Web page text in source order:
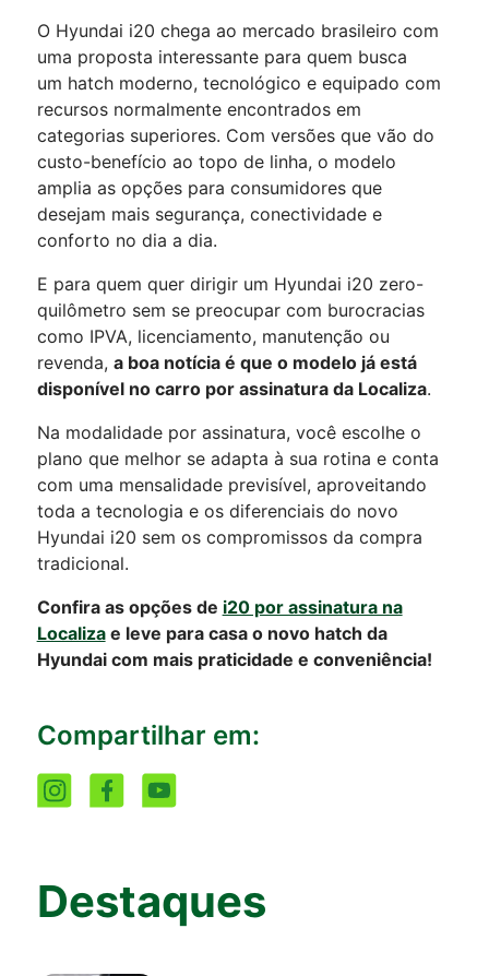
O Hyundai i20 chega ao mercado brasileiro com
uma proposta interessante para quem busca
um hatch moderno, tecnológico e equipado com
recursos normalmente encontrados em
categorias superiores. Com versões que vão do
custo-benefício ao topo de linha, o modelo
amplia as opções para consumidores que
desejam mais segurança, conectividade e
conforto no dia a dia.
E para quem quer dirigir um Hyundai i20 zero-
quilômetro sem se preocupar com burocracias
como IPVA, licenciamento, manutenção ou
revenda, a boa notícia é que o modelo já está
disponível no carro por assinatura da Localiza.
Na modalidade por assinatura, você escolhe o
plano que melhor se adapta à sua rotina e conta
com uma mensalidade previsível, aproveitando
toda a tecnologia e os diferenciais do novo
Hyundai i20 sem os compromissos da compra
tradicional.
Confira as opções de i20 por assinatura na
Localizae leve para casa o novo hatch da
Hyundai com mais praticidade e conveniência!
Compartilhar em:
Destaques